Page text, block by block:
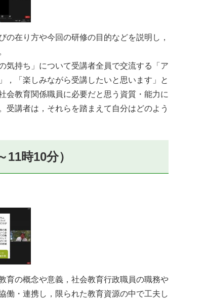
在り方や今回の研修の目的などを説明し，
持ち」について受講者全員で交流する「ア
，「楽しみながら受講したいと思います」と
会教育関係職員に必要だと思う資質・能力に
受講者は，それらを踏まえて自分はどのよう
時10分）
の概念や意義，社会教育行政職員の職務や
働・連携し，限られた教育資源の中で工夫し